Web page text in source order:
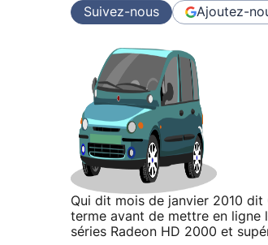
Suivez-nous Ajoutez-
Qui dit mois de janvier 2010
terme avant de mettre en ligne
séries Radeon HD 2000 et